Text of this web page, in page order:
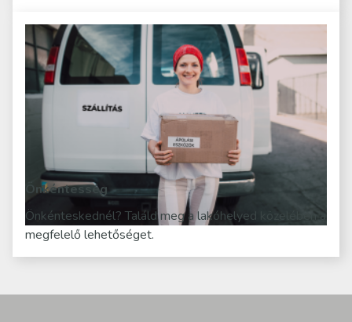
Önkéntesség
Önkénteskednél? Találd meg a lakóhelyed közelében a
megfelelő lehetőséget.